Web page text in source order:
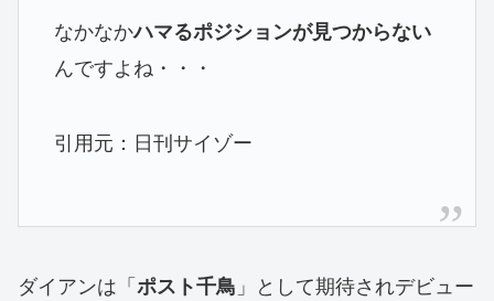
なかなかハマるポジションが見つからない
んですよね・・・
引用元：日刊サイゾー
ダイアンは「ポスト千鳥 」として期待されデビュー